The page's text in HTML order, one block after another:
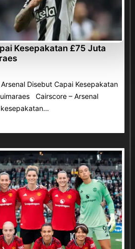
Kesepakatan £75 Juta
Disebut Capai Kesepakatan
Cairscore – Arsenal